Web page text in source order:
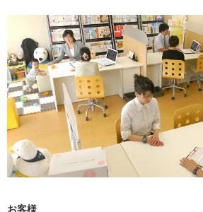
お客様